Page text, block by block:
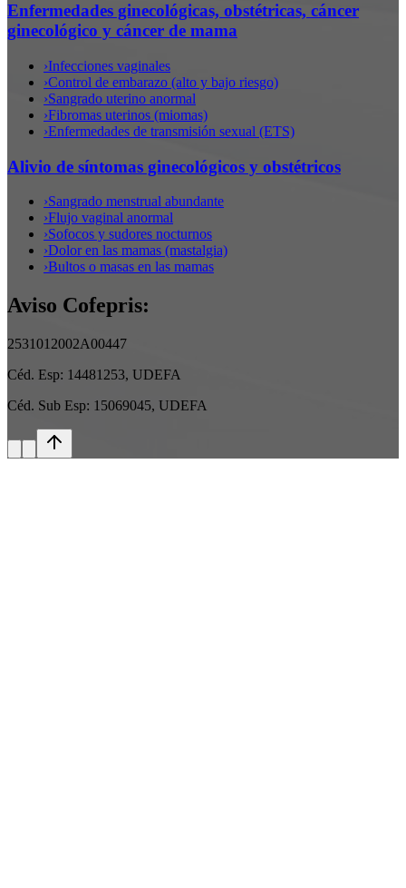
Enfermedades ginecológicas, obstétricas, cáncer
ginecológico y cáncer de mama
›Infecciones vaginales
›Control de embarazo (alto y bajo riesgo)
›Sangrado uterino anormal
›Fibromas uterinos (miomas)
›Enfermedades de transmisión sexual (ETS)
Alivio de síntomas ginecológicos y obstétricos
›Sangrado menstrual abundante
›Flujo vaginal anormal
›Sofocos y sudores nocturnos
›Dolor en las mamas (mastalgia)
›Bultos o masas en las mamas
Aviso Cofepris:
2531012002A00447
Céd. Esp: 14481253, UDEFA
Céd. Sub Esp: 15069045, UDEFA